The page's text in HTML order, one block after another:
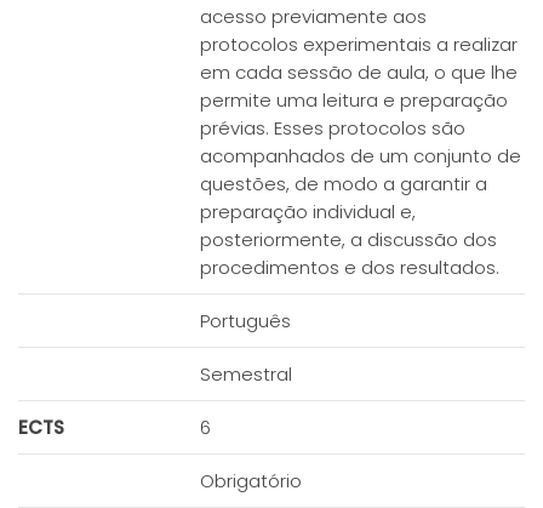
acesso previamente aos
protocolos experimentais a realizar
em cada sessão de aula, o que lhe
permite uma leitura e preparação
prévias. Esses protocolos são
acompanhados de um conjunto de
questões, de modo a garantir a
preparação individual e,
posteriormente, a discussão dos
procedimentos e dos resultados.
Português
Semestral
ECTS 6
Obrigatório